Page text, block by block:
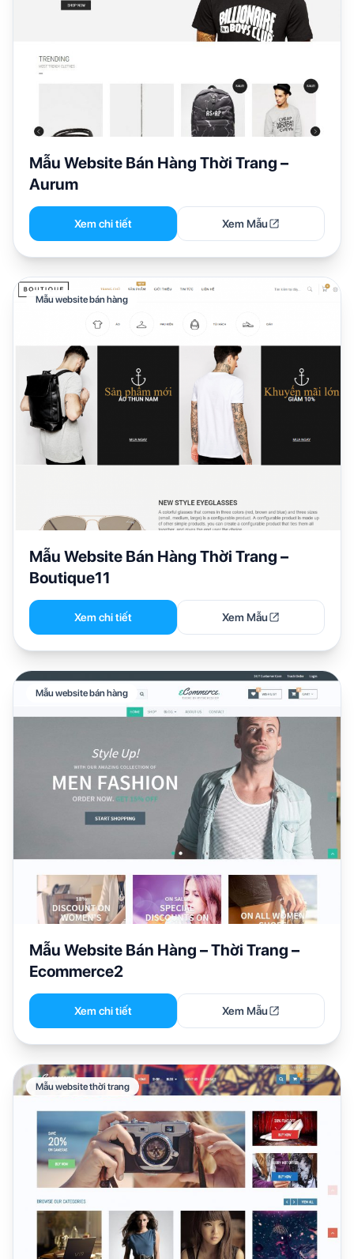
Mẫu Website Bán Hàng Thời Trang –
Aurum
Xem chi tiết Xem Mẫu
Mẫu website bán hàng
Mẫu Website Bán Hàng Thời Trang –
Boutique11
Xem chi tiết Xem Mẫu
Mẫu website bán hàng
Mẫu Website Bán Hàng – Thời Trang –
Ecommerce2
Xem chi tiết Xem Mẫu
Mẫu website thời trang